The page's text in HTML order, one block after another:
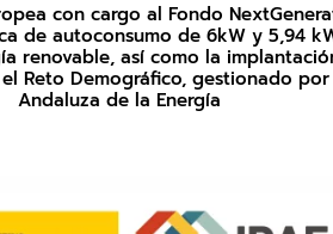
con cargo al Fondo
de autoconsumo de 6kW y 5,94
renovable, así como la
Reto Demográfico, gestionado
Andaluza de la Energía